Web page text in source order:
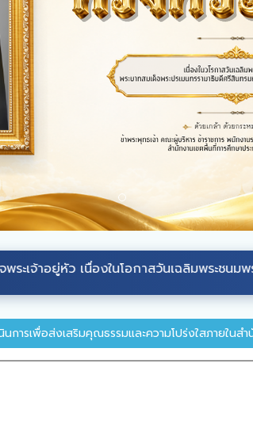
เนื่องในโอกาสวันเฉลิมพระชนมพรรษา วันที่
นการเพื่อส่งเสริมคุณธรรมและความโปร่งใสภายใน